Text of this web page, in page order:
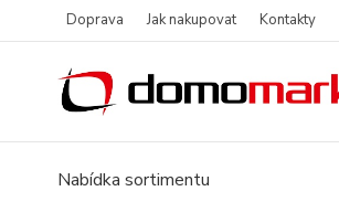
Doprava Jak nakupovat Kontakty
Nabídka sortimentu